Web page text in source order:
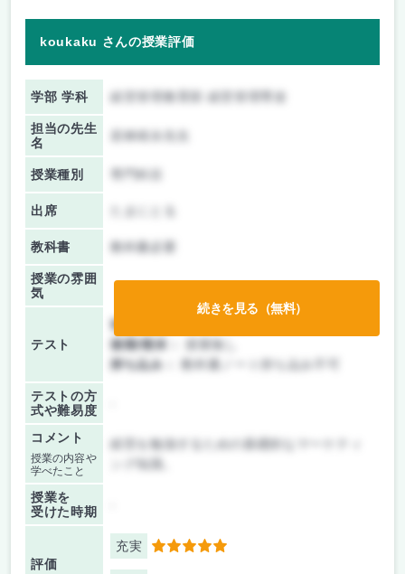
koukaku さんの授業評価
学部 学科
担当の先生
名
若林靖永先生
授業種別
出席
教科書 教科書必要
授業の雰囲
気
テスト
前期/中間：
後期/期末：
授業無し
持ち込み：
教科書ノート持ち込み不可
テストの方
式や難易度
コメント
授業の内容や
学べたこと
経営を勉強するための基礎的なマーケティ
ング知識。
授業を
受けた時期
評価
充実 5
続きを見る（無料）